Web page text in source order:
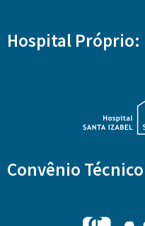
Hospital Próprio:
Convênio